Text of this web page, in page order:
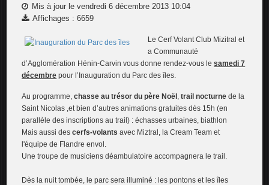
Mis à jour le vendredi 6 décembre 2013 10:04
Affichages : 6659
Le Cerf Volant Club Mizitral et
a Communauté
d’Agglomération Hénin-Carvin vous donne rendez-vous lesamedi 7
décembre pour l’Inauguration du Parc des îles.
Au programme,chasse au trésor du père Noël ,trail nocturne de la
Saint Nicolas ,et bien d’autres animations gratuites dès 15h (en
parallèle des inscriptions au trail) : échasses urbaines, biathlon
Mais aussi descerfs-volantsavec Miztral, la Cream Team et
l'équipe de Flandre envol.
Une troupe de musiciens déambulatoire accompagnera le trail.
Dès la nuit tombée, le parc sera illuminé : les pontons et les îles